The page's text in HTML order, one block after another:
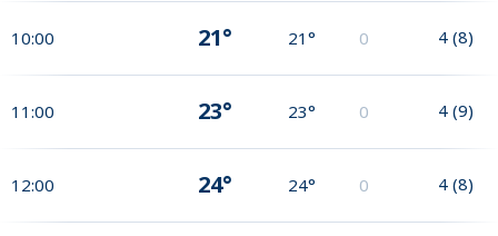
10:00 21° 21° 0 4 (8)
11:00 23° 23° 0 4 (9)
12:00 24° 24° 0 4 (8)